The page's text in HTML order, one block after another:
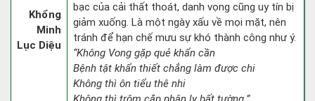
Khổng
Minh
Lục Diệu
bạc của cải thất thoát, danh vọng cũng uy tín bị
giảm xuống. Là một ngày xấu về mọi mặt, nên
tránh để hạn chế mưu sự khó thành công như ý.
“Không Vong gặp quẻ khẩn cần
Bệnh tật khẩn thiết chẳng làm được chi
Không thì ôn tiểu thê nhi